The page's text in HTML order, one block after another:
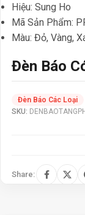
Đèn Báo
Hiệu: Sung Ho
Mã Sản Phẩm:
Màu: Đỏ, Vàng,
SKU:
Đèn Báo Các Loại
Share: